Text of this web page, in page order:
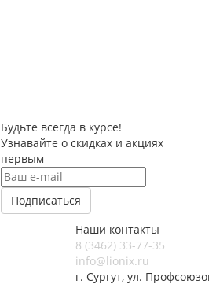
Будьте всегда в курсе!
Узнавайте о скидках и акциях
первым
Наши контакты
8 (3462) 33-77-35
info@lionix.ru
г. Сургут, ул.